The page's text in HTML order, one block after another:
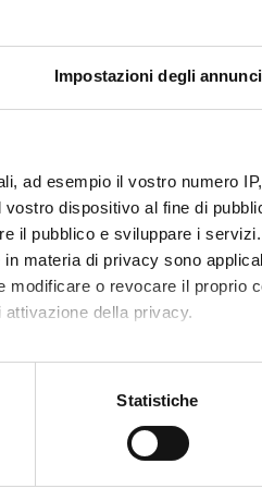
Impostazioni degli annunci
ad esempio il vostro numero
dispositivo al fine di
il pubblico e sviluppare i
materia di privacy sono
o revocare il proprio
della privacy.
con un'approssimazione di
Statistiche
lettura e commento di testi.
TITOLO CASA
russa. Manuale di
teoria